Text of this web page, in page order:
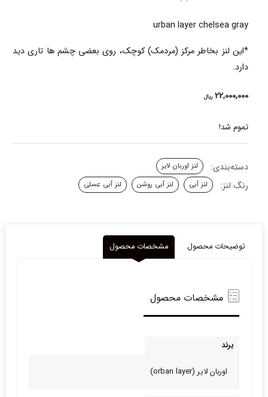
urban layer chelsea gray
*این لنز بخاطر مرکز (مردمک) کوچک، روی بعضی چشم ها تاری دید
دارد.
22,000,000 ریال
تموم شد!
دسته‌بندی: لنز اوربان لایر
رنگ لنز: لنز آبی لنز آبی روشن لنز آبی عسلی
توضیحات محصول مشخصات محصول
مشخصات محصول
برند
اوربان لایر (orban layer)